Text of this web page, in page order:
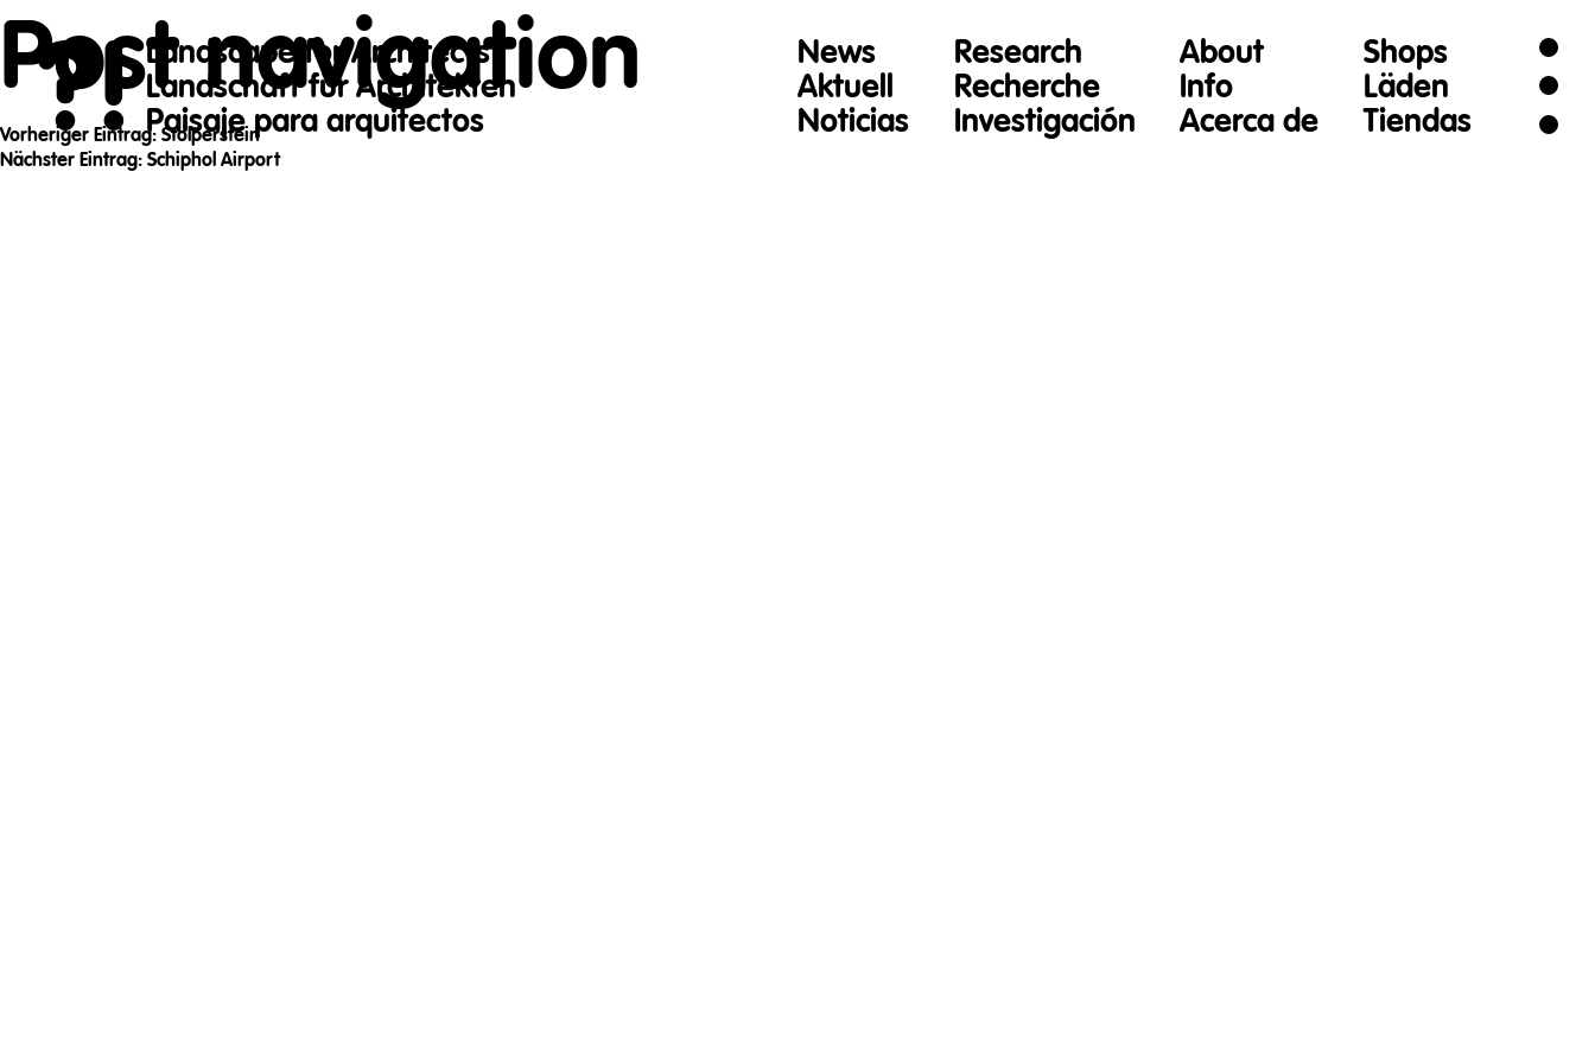
?! Landscape for Architects
Landschaft für Architekten
Paisaje para arquitectos
News
Aktuell
Noticias
Research
Recherche
Investigación
About
Info
Acerca de
Shops
Läden
Tiendas
Post navigation
Vorheriger Eintrag: Stolperstein
Nächster Eintrag: Schiphol Airport